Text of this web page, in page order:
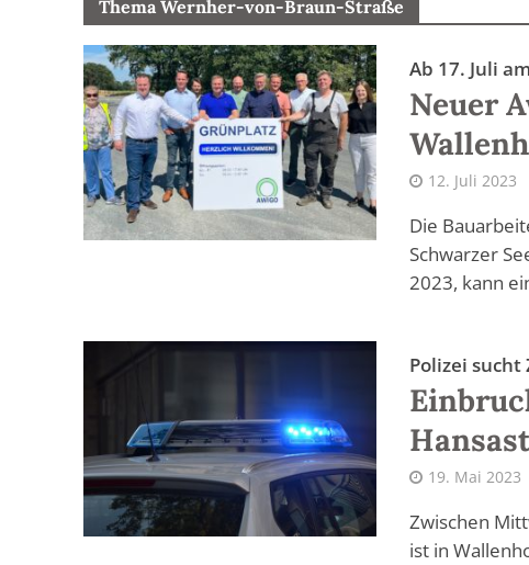
Thema Wernher-von-Braun-Straße
Ab 17. Juli
Neuer
12. Juli 2023
Die
Schwarzer
2023, kann
Polizei sucht
19. Mai 2023
Zwischen
ist in